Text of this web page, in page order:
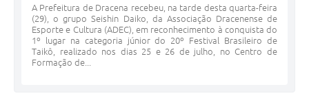
A Prefeitura de Dracena recebeu, na tarde desta quarta-feira
(29), o grupo Seishin Daiko, da Associação Dracenense de
Esporte e Cultura (ADEC), em reconhecimento à conquista do
1º lugar na categoria júnior do 20º Festival Brasileiro de
Taikô, realizado nos dias 25 e 26 de julho, no Centro de
Formação de...